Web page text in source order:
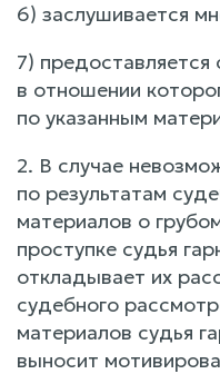
6) заслушивается
7)
в отношении
по указанным
2. В случае
по результатам
материалов о
проступке судья
откладывает их
судебного
материалов судья
выносит